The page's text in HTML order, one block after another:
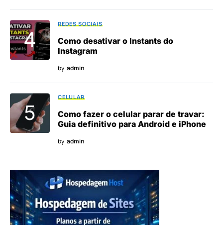
REDES SOCIAIS
Como desativar o Instants do
Instagram
by admin
CELULAR
Como fazer o celular parar de travar:
Guia definitivo para Android e iPhone
by admin